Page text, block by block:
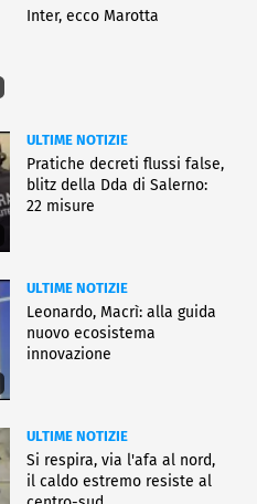
Inter, ecco Marotta
ULTIME NOTIZIE
Pratiche decreti flussi false,
blitz della Dda di Salerno:
22 misure
ULTIME NOTIZIE
Leonardo, Macrì: alla guida
nuovo ecosistema
innovazione
ULTIME NOTIZIE
Si respira, via l'afa al nord,
il caldo estremo resiste al